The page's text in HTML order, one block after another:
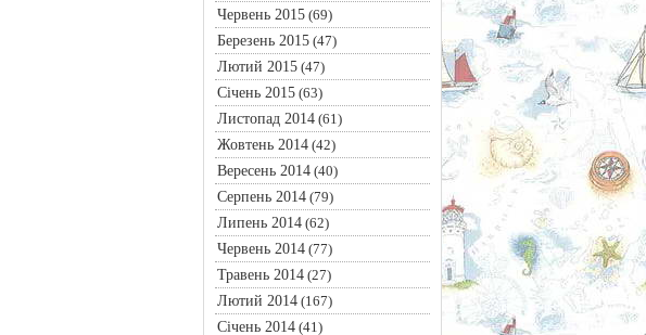
Червень 2015(69)
Березень 2015(47)
Лютий 2015(47)
Січень 2015(63)
Листопад 2014(61)
Жовтень 2014(42)
Вересень 2014(40)
Серпень 2014(79)
Липень 2014(62)
Червень 2014(77)
Травень 2014(27)
Лютий 2014(167)
Січень 2014(41)